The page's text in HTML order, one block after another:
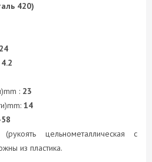
420)
24
4.2
: 23
14
цельнометаллическая с
из пластика.